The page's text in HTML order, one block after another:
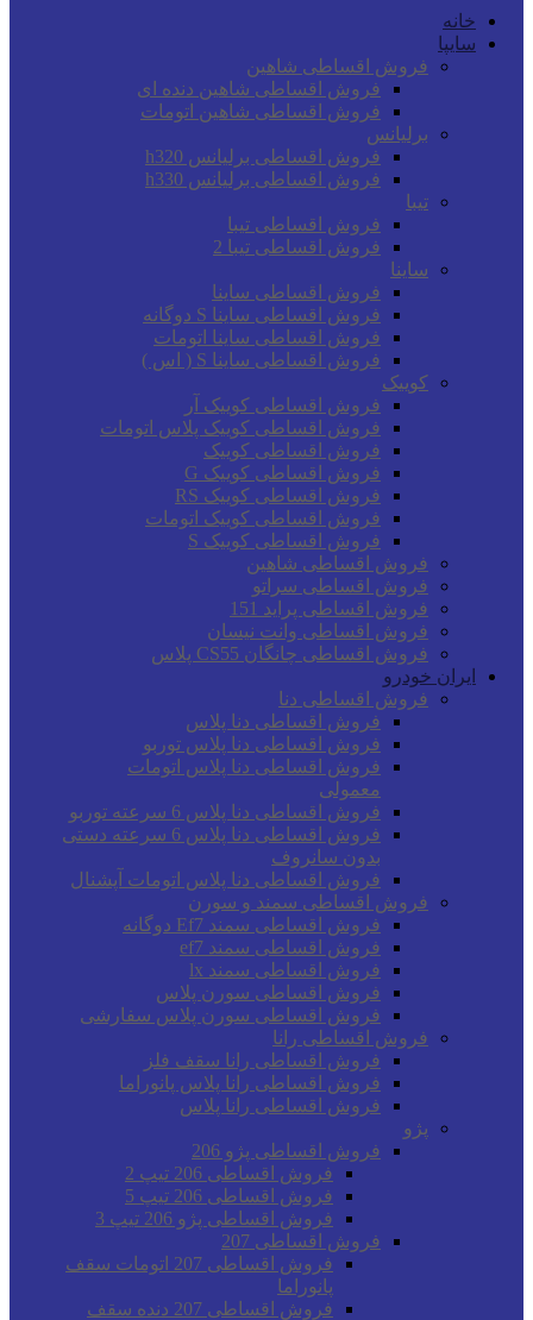
خانه
سایپا
فروش اقساطی شاهین
فروش اقساطی شاهین دنده ای
فروش اقساطی شاهین اتومات
برلیانس
فروش اقساطی برلیانس h320
فروش اقساطی برلیانس h330
تیبا
فروش اقساطی تیبا
فروش اقساطی تیبا 2
ساینا
فروش اقساطی ساینا
فروش اقساطی ساینا S دوگانه
فروش اقساطی ساینا اتومات
فروش اقساطی ساینا S ( اس )
کوییک
فروش اقساطی کوییک آر
فروش اقساطی کوییک پلاس اتومات
فروش اقساطی کوییک
فروش اقساطی کوییک G
فروش اقساطی کوییک RS
فروش اقساطی کوییک اتومات
فروش اقساطی کوییک S
فروش اقساطی شاهین
فروش اقساطی سراتو
فروش اقساطی پراید 151
فروش اقساطی وانت نیسان
فروش اقساطی چانگان CS55 پلاس
ایران خودرو
فروش اقساطی دنا
فروش اقساطی دنا پلاس
فروش اقساطی دنا پلاس توربو
فروش اقساطی دنا پلاس اتومات
معمولی
فروش اقساطی دنا پلاس 6 سرعته توربو
فروش اقساطی دنا پلاس 6 سرعته دستی
بدون سانروف
فروش اقساطی دنا پلاس اتومات آپشنال
فروش اقساطی سمند و سورن
فروش اقساطی سمند Ef7 دوگانه
فروش اقساطی سمند ef7
فروش اقساطی سمند lx
فروش اقساطی سورن پلاس
فروش اقساطی سورن پلاس سفارشی
فروش اقساطی رانا
فروش اقساطی رانا سقف فلز
فروش اقساطی رانا پلاس پانوراما
فروش اقساطی رانا پلاس
پژو
فروش اقساطی پژو 206
فروش اقساطی 206 تیپ 2
فروش اقساطی 206 تیپ 5
فروش اقساطی پژو 206 تیپ 3
فروش اقساطی 207
فروش اقساطی 207 اتومات سقف
پانوراما
فروش اقساطی 207 دنده سقف